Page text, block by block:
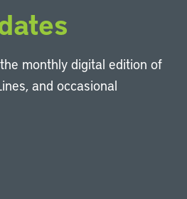
monthly digital edition of
and occasional